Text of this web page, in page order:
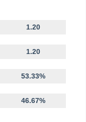
1.20
1.20
53.33%
46.67%